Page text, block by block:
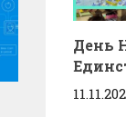
День